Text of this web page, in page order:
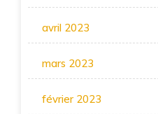
avril 2023
mars 2023
février 2023